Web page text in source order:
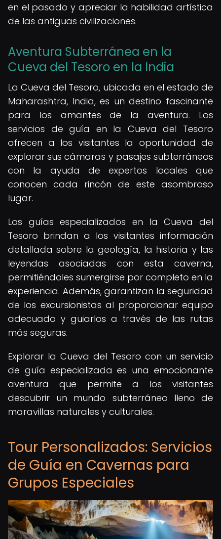
en el pasado y apreciar la habilidad artística
de las antiguas civilizaciones.
Aventura Subterránea en la
Cueva del Tesoro en la India
La Cueva del Tesoro, ubicada en el estado de
Maharashtra, India, es un destino fascinante
para los amantes de la aventura. Los
servicios de guía en la Cueva del Tesoro
ofrecen a los visitantes la oportunidad de
explorar sus cámaras y pasajes subterráneos
con la ayuda de expertos locales que
conocen cada rincón de este asombroso
lugar.
Los guías especializados en la Cueva del
Tesoro brindan a los visitantes información
detallada sobre la geología, la historia y las
leyendas asociadas con esta caverna,
permitiéndoles sumergirse por completo en la
experiencia. Además, garantizan la seguridad
de los excursionistas al proporcionar equipo
adecuado y guiarlos a través de las rutas
más seguras.
Explorar la Cueva del Tesoro con un servicio
de guía especializada es una emocionante
aventura que permite a los visitantes
descubrir un mundo subterráneo lleno de
maravillas naturales y culturales.
Tour Personalizados: Servicios
de Guía en Cavernas para
Grupos Especiales